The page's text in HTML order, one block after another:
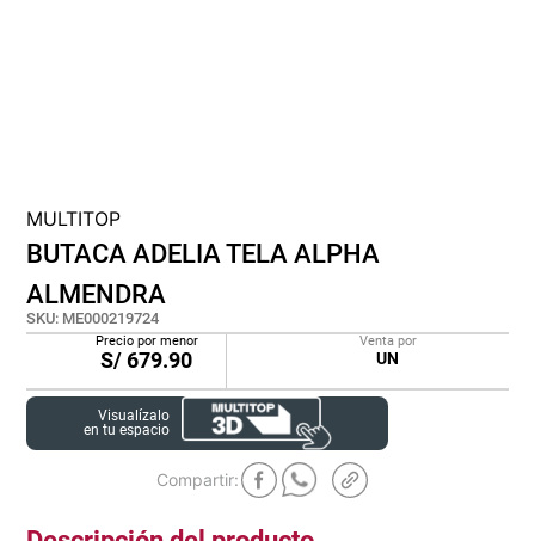
MULTITOP
BUTACA ADELIA TELA ALPHA
ALMENDRA
SKU: ME000219724
Precio por menor
S/679.90
Venta por
UN
Visualízalo
en tu espacio